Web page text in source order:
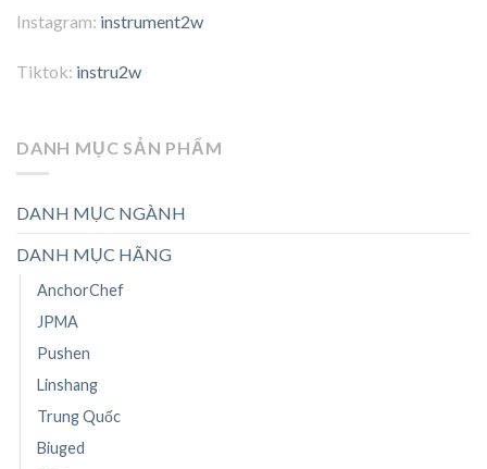
Instagram: instrument2w
Tiktok: instru2w
DANH MỤC SẢN PHẨM
DANH MỤC NGÀNH
DANH MỤC HÃNG
AnchorChef
JPMA
Pushen
Linshang
Trung Quốc
Biuged